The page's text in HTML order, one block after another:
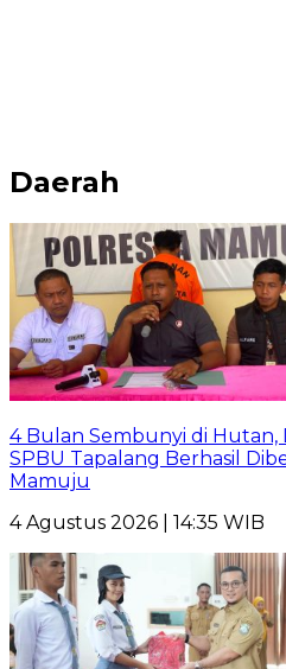
Daerah
4 Bulan Sembunyi di Hutan,
SPBU Tapalang Berhasil
Mamuju
4 Agustus 2026 | 14:35 WIB